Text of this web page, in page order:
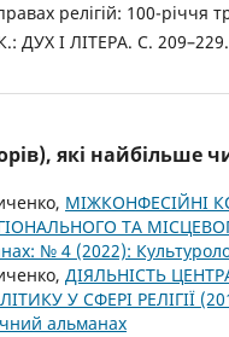
релігій: 100-річчя
ДУХ І ЛІТЕРА. С. 209–229.
які найбільше
МІЖКОНФЕСІЙНІ
ТА
№ 4 (2022):
ДІЯЛЬНІСТЬ
У СФЕРІ РЕЛІГІЇ
альманах